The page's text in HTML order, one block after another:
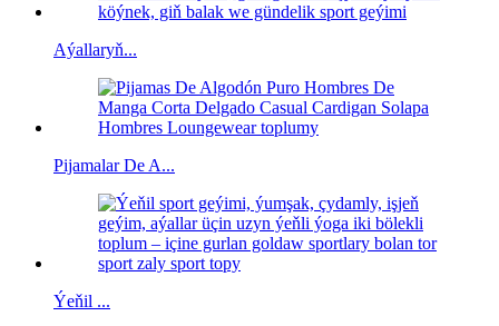
Aýallaryň...
Pijamalar De A...
Ýeňil ...